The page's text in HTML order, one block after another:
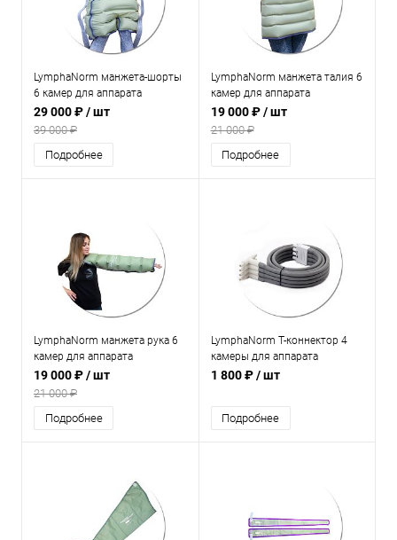
LymphaNorm манжета-шорты
6 камер для аппарата
прессотерапии и
лимфодренажа
29 000 ₽/ шт
39 000 ₽
Подробнее
LymphaNorm манжета талия 6
камер для аппарата
прессотерапии и
лимфодренажа
19 000 ₽/ шт
21 000 ₽
Подробнее
LymphaNorm манжета рука 6
камер для аппарата
прессотерапии и
лимфодренажа
19 000 ₽/ шт
21 000 ₽
Подробнее
LymphaNorm Т-коннектор 4
камеры для аппарата
прессотерапии и
1 800 ₽/ шт
Подробнее